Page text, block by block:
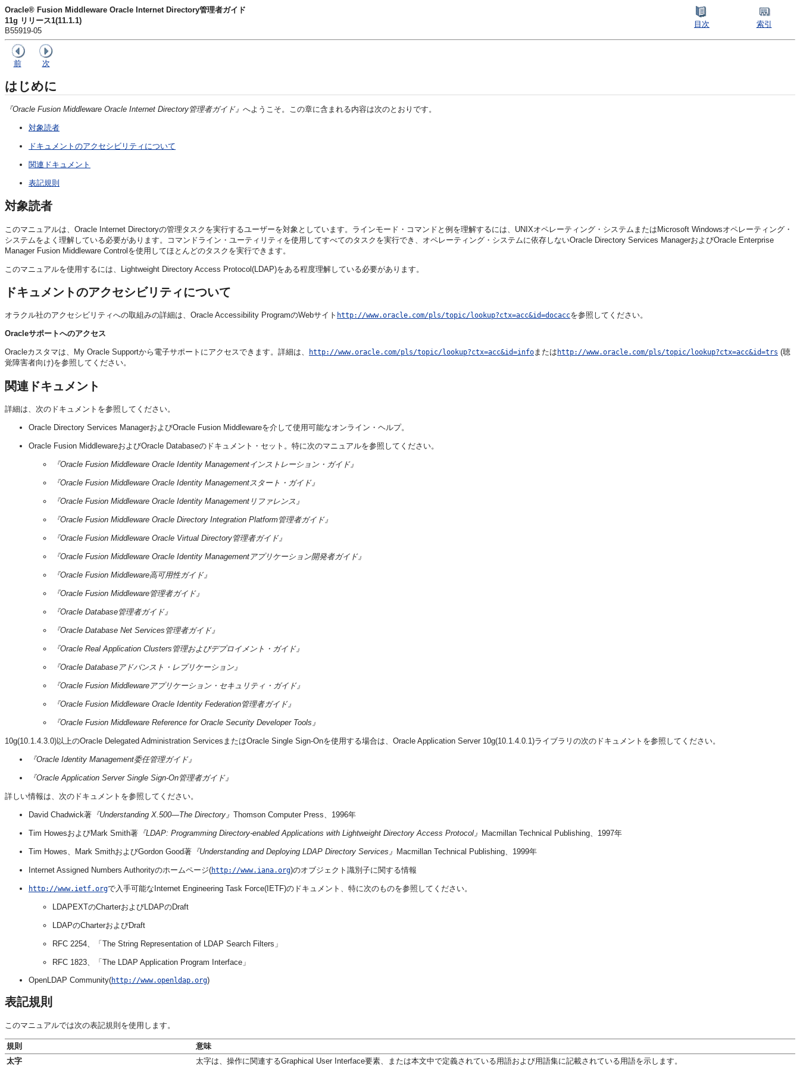
Oracle® Fusion Middleware Oracle Internet Directory管理者ガイド
11g リリース1(11.1.1)
B55919-05
目次 索引
前 次
はじめに
『Oracle Fusion Middleware Oracle Internet Directory管理者ガイド』 へようこそ。この章に含まれる内容は次のとおりです。
対象読者
ドキュメントのアクセシビリティについて
関連ドキュメント
表記規則
対象読者
このマニュアルは、Oracle Internet Directoryの管理タスクを実行するユーザーを対象としています。ラインモード・コマンドと例を理解するには、UNIXオペレーティング・システムまたはMicrosoft Windowsオペレーティング・
システムをよく理解している必要があります。コマンドライン・ユーティリティを使用してすべてのタスクを実行でき、オペレーティング・システムに依存しないOracle Directory Services ManagerおよびOracle Enterprise
Manager Fusion Middleware Controlを使用してほとんどのタスクを実行できます。
このマニュアルを使用するには、Lightweight Directory Access Protocol(LDAP)をある程度理解している必要があります。
ドキュメントのアクセシビリティについて
オラクル社のアクセシビリティへの取組みの詳細は、Oracle Accessibility ProgramのWebサイト http://www.oracle.com/pls/topic/lookup?ctx=acc&id=docaccを参照してください。
Oracleサポートへのアクセス
Oracleカスタマは、My Oracle Supportから電子サポートにアクセスできます。詳細は、 http://www.oracle.com/pls/topic/lookup?ctx=acc&id=infoまたは http://www.oracle.com/pls/topic/lookup?ctx=acc&id=trs (聴
覚障害者向け)を参照してください。
関連ドキュメント
詳細は、次のドキュメントを参照してください。
Oracle Directory Services ManagerおよびOracle Fusion Middlewareを介して使用可能なオンライン・ヘルプ。
Oracle Fusion MiddlewareおよびOracle Databaseのドキュメント・セット。特に次のマニュアルを参照してください。
『Oracle Fusion Middleware Oracle Identity Managementインストレーション・ガイド』
『Oracle Fusion Middleware Oracle Identity Managementスタート・ガイド』
『Oracle Fusion Middleware Oracle Identity Managementリファレンス』
『Oracle Fusion Middleware Oracle Directory Integration Platform管理者ガイド』
『Oracle Fusion Middleware Oracle Virtual Directory管理者ガイド』
『Oracle Fusion Middleware Oracle Identity Managementアプリケーション開発者ガイド』
『Oracle Fusion Middleware高可用性ガイド』
『Oracle Fusion Middleware管理者ガイド』
『Oracle Database管理者ガイド』
『Oracle Database Net Services管理者ガイド』
『Oracle Real Application Clusters管理およびデプロイメント・ガイド』
『Oracle Databaseアドバンスト・レプリケーション』
『Oracle Fusion Middlewareアプリケーション・セキュリティ・ガイド』
『Oracle Fusion Middleware Oracle Identity Federation管理者ガイド』
『Oracle Fusion Middleware Reference for Oracle Security Developer Tools』
10g(10.1.4.3.0)以上のOracle Delegated Administration ServicesまたはOracle Single Sign-Onを使用する場合は、Oracle Application Server 10g(10.1.4.0.1)ライブラリの次のドキュメントを参照してください。
『Oracle Identity Management委任管理ガイド』
『Oracle Application Server Single Sign-On管理者ガイド』
詳しい情報は、次のドキュメントを参照してください。
David Chadwick著 『Understanding X.500—The Directory』 Thomson Computer Press、1996年
Tim HowesおよびMark Smith著 『LDAP: Programming Directory-enabled Applications with Lightweight Directory Access Protocol』 Macmillan Technical Publishing、1997年
Tim Howes、Mark SmithおよびGordon Good著 『Understanding and Deploying LDAP Directory Services』 Macmillan Technical Publishing、1999年
Internet Assigned Numbers Authorityのホームページ(http://www.iana.org)のオブジェクト識別子に関する情報
http://www.ietf.orgで入手可能なInternet Engineering Task Force(IETF)のドキュメント、特に次のものを参照してください。
LDAPEXTのCharterおよびLDAPのDraft
LDAPのCharterおよびDraft
RFC 2254、「The String Representation of LDAP Search Filters」
RFC 1823、「The LDAP Application Program Interface」
OpenLDAP Community(http://www.openldap.org)
表記規則
このマニュアルでは次の表記規則を使用します。
規則
意味
太字
太字は、操作に関連するGraphical User Interface要素、または本文中で定義されている用語および用語集に記載されている用語を示します。